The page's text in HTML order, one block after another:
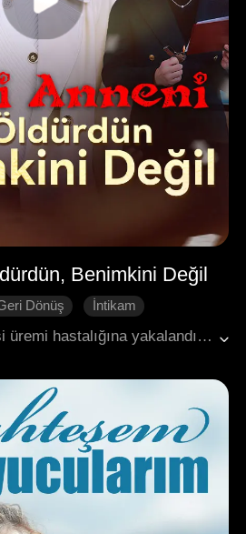
Benimkini Değil
Dönüş
İntikam
Sarah'ın kayınvalidesi üremi hastalığına yakalandı. Onu kurtarmak için Sarah evini satarak para topladı. Kocası Jerred ise metresinin yanlış yönlendirmesiyle, hastalananın Sarah'ın kendi annesi olduğunu sanarak tedaviye engel oldu. İhmalkârlık yüzünden annesi öldükten sonra gerçeği öğrenen Jerred, karşısında sadece onun cansız bedenini buldu.